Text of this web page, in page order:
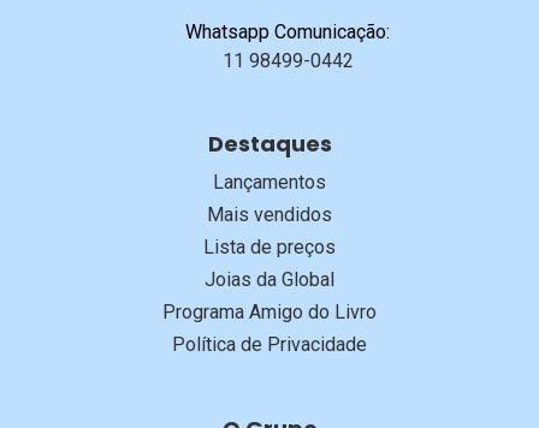
Whatsapp Comunicação:
11 98499-0442
Destaques
Lançamentos
Mais vendidos
Lista de preços
Joias da Global
Programa Amigo do Livro
Política de Privacidade